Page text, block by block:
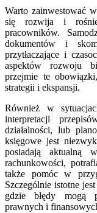
Warto zainwestować
się rozwija i
pracowników.
dokumentów i
przytłaczające i
aspektów rozwoju
przejmie te
strategii i ekspansji.
Również w
interpretacji
działalności, lub
księgowe jest
posiadają aktualną
rachunkowości,
także pomóc w
Szczególnie istotne
gdzie błędy mogą
prawnych i